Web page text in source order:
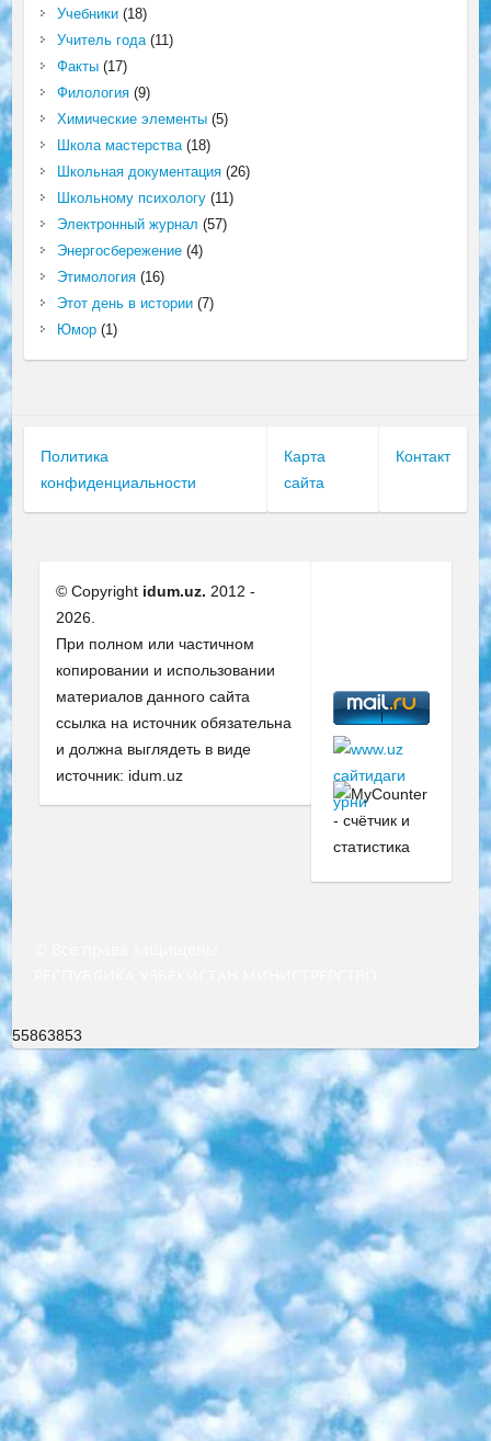
Учебники(18)
Учитель года(11)
Факты(17)
Филология(9)
Химические элементы(5)
Школа мастерства(18)
Школьная документация(26)
Школьному психологу(11)
Электронный журнал (57)
Энергосбережение(4)
Этимология(16)
Этот день в истории(7)
Юмор(1)
Политика
конфиденциальности
Карта
сайта
Контакт
© Copyright idum.uz. 2012 -
2026.
При полном или частичном
копировании и использовании
материалов данного сайта
ссылка на источник обязательна
и должна выглядеть в виде
источник: idum.uz
55863853